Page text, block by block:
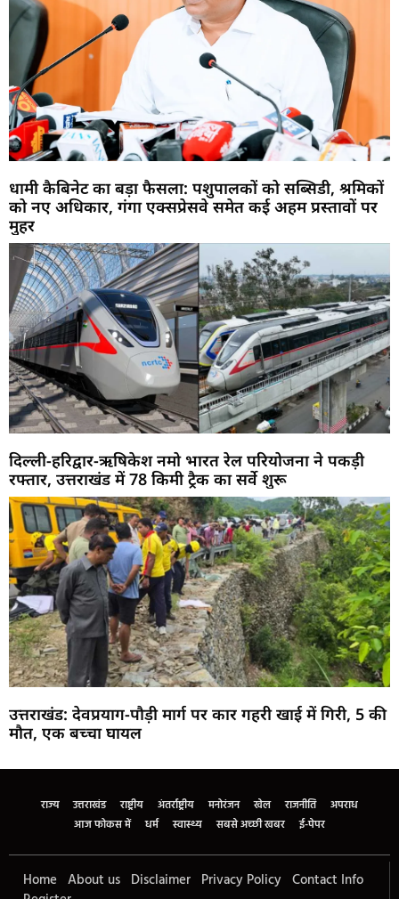
धामी कैबिनेट का बड़ा फैसला: पशुपालकों को सब्सिडी, श्रमिकों
को नए अधिकार, गंगा एक्सप्रेसवे समेत कई अहम प्रस्तावों पर
मुहर
दिल्ली-हरिद्वार-ऋषिकेश नमो भारत रेल परियोजना ने पकड़ी
रफ्तार, उत्तराखंड में 78 किमी ट्रैक का सर्वे शुरू
उत्तराखंड: देवप्रयाग-पौड़ी मार्ग पर कार गहरी खाई में गिरी, 5 की
मौत, एक बच्चा घायल
राज्य उत्तराखंड राष्ट्रीय अंतर्राष्ट्रीय मनोरंजन खेल राजनीति
अपराध
आज फोकस में
धर्म स्वास्थ्य सबसे अच्छी खबर ई-पेपर
Home About us Disclaimer Privacy Policy Contact Info